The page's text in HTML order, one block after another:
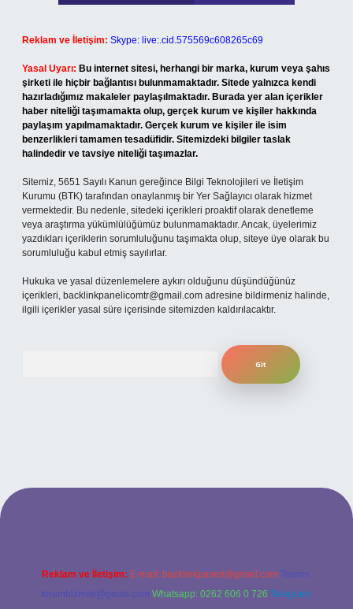
Reklam ve İletişim: Skype: live:.cid.575569c608265c69
Yasal Uyarı: Bu internet sitesi, herhangi bir marka, kurum veya şahıs
şirketi ile hiçbir bağlantısı bulunmamaktadır. Sitede yalnızca kendi
hazırladığımız makaleler paylaşılmaktadır. Burada yer alan içerikler
haber niteliği taşımamakta olup, gerçek kurum ve kişiler hakkında
paylaşım yapılmamaktadır. Gerçek kurum ve kişiler ile isim
benzerlikleri tamamen tesadüfidir. Sitemizdeki bilgiler taslak
halindedir ve tavsiye niteliği taşımazlar.
Sitemiz, 5651 Sayılı Kanun gereğince Bilgi Teknolojileri ve İletişim
Kurumu (BTK) tarafından onaylanmış bir Yer Sağlayıcı olarak hizmet
vermektedir. Bu nedenle, sitedeki içerikleri proaktif olarak denetleme
veya araştırma yükümlülüğümüz bulunmamaktadır. Ancak, üyelerimiz
yazdıkları içeriklerin sorumluluğunu taşımakta olup, siteye üye olarak bu
sorumluluğu kabul etmiş sayılırlar.
Hukuka ve yasal düzenlemelere aykırı olduğunu düşündüğünüz
içerikleri, backlinkpanelicomtr@gmail.com adresine bildirmeniz halinde,
ilgili içerikler yasal süre içerisinde sitemizden kaldırılacaktır.
Reklam ve İletişim: E-mail: backlinkpaneli@gmail.com Teams:
forumhizmeti@gmail.com Whatsapp: 0262 606 0 726 Telegram: